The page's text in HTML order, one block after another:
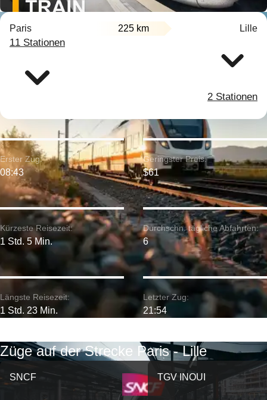
Paris 225 km Lille
11 Stationen
2 Stationen
Kürzeste Reisezeit:
1 Std. 5 Min.
Erster Zug:
08:43
Längste Reisezeit:
1 Std. 23 Min.
Geringster Preis:
$61
Durchschn. tägliche Abfahrten:
6
Letzter Zug:
21:54
Züge auf der Strecke Paris - Lille
SNCF TGV INOUI